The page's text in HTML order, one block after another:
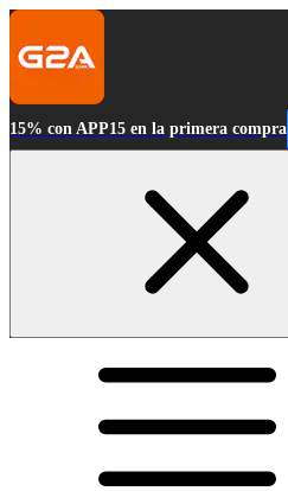
15% con APP15 en la primera compra